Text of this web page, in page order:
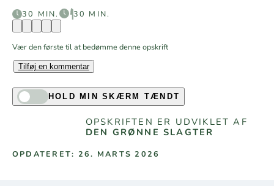
30 MIN. 30 MIN.
Vær den første til at bedømme denne opskrift
Tilføj en kommentar
HOLD MIN SKÆRM TÆNDT
OPSKRIFTEN ER UDVIKLET AF
DEN GRØNNE SLAGTER
OPDATERET: 26. MARTS 2026